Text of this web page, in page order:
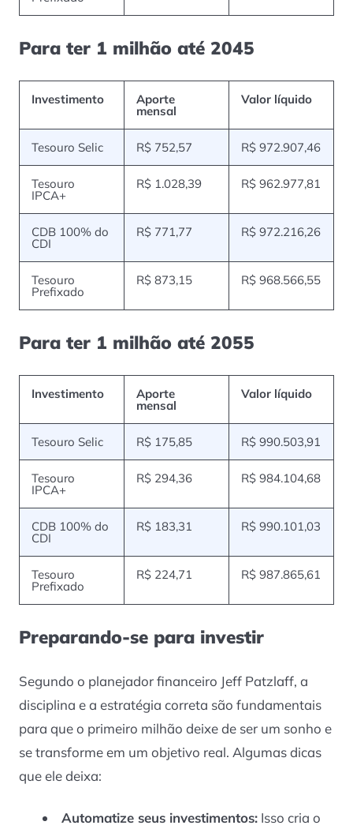
Para ter 1 milhão até 2045
Investimento Aporte
mensal
Valor líquido
Tesouro Selic R$ 752,57 R$ 972.907,46
Tesouro
IPCA+
R$ 1.028,39 R$ 962.977,81
CDB 100% do
CDI
R$ 771,77 R$ 972.216,26
Tesouro
Prefixado
R$ 873,15 R$ 968.566,55
Para ter 1 milhão até 2055
Investimento Aporte
mensal
Valor líquido
Tesouro Selic R$ 175,85 R$ 990.503,91
Tesouro
IPCA+
R$ 294,36 R$ 984.104,68
CDB 100% do
CDI
R$ 183,31 R$ 990.101,03
Tesouro
Prefixado
R$ 224,71 R$ 987.865,61
Preparando-se para investir
Segundo o planejador financeiro Jeff Patzlaff, a
disciplina e a estratégia correta são fundamentais
para que o primeiro milhão deixe de ser um sonho e
se transforme em um objetivo real. Algumas dicas
que ele deixa:
Automatize seus investimentos:Isso cria o